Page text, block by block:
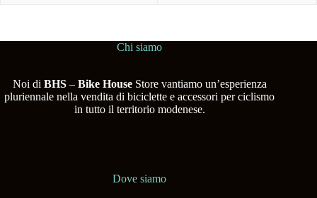
Chi siamo
Noi di BHS– Bike HouseStore vantiamo un’esperienza
pluriennale nella vendita di biciclette e accessori per ciclismo
in tutto il territorio modenese.
Dove siamo